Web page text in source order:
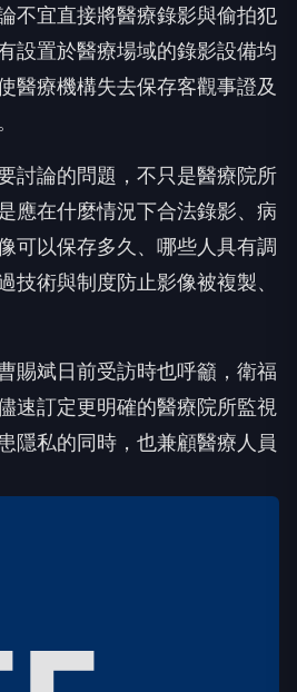
不宜直接將醫療錄影與偷拍犯
設置於醫療場域的錄影設備均
醫療機構失去保存客觀事證及
討論的問題，不只是醫療院所
應在什麼情況下合法錄影、病
可以保存多久、哪些人具有調
技術與制度防止影像被複製、
賜斌日前受訪時也呼籲，衛福
速訂定更明確的醫療院所監視
隱私的同時，也兼顧醫療人員